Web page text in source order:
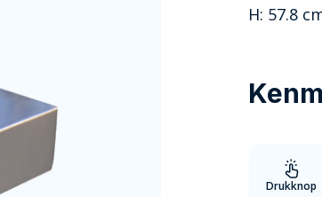
H: 57.8
Drukknop